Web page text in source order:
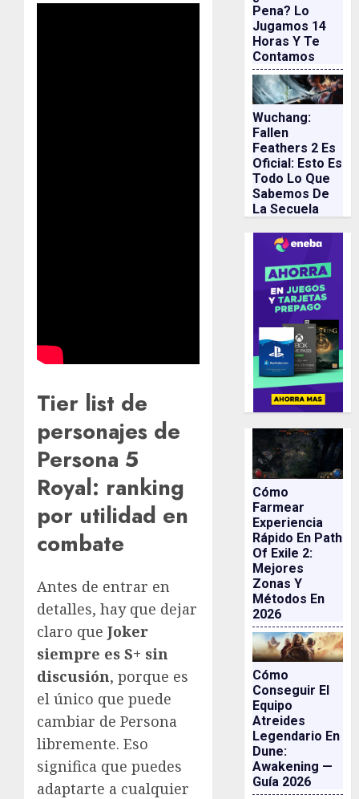
Tier list de
personajes de
Persona 5
Royal: ranking
por utilidad en
combate
Antes de entrar en
detalles, hay que dejar
claro que Joker
siempre es S+ sin
discusión, porque es
el único que puede
cambiar de Persona
libremente. Eso
significa que puedes
adaptarte a cualquier
Pena? Lo
Jugamos 14
Horas Y Te
Contamos
Wuchang:
Fallen
Feathers 2 Es
Oficial: Esto Es
Todo Lo Que
Sabemos De
La Secuela
Cómo
Farmear
Experiencia
Rápido En Path
Of Exile 2:
Mejores
Zonas Y
Métodos En
2026
Cómo
Conseguir El
Equipo
Atreides
Legendario En
Dune:
Awakening —
Guía 2026